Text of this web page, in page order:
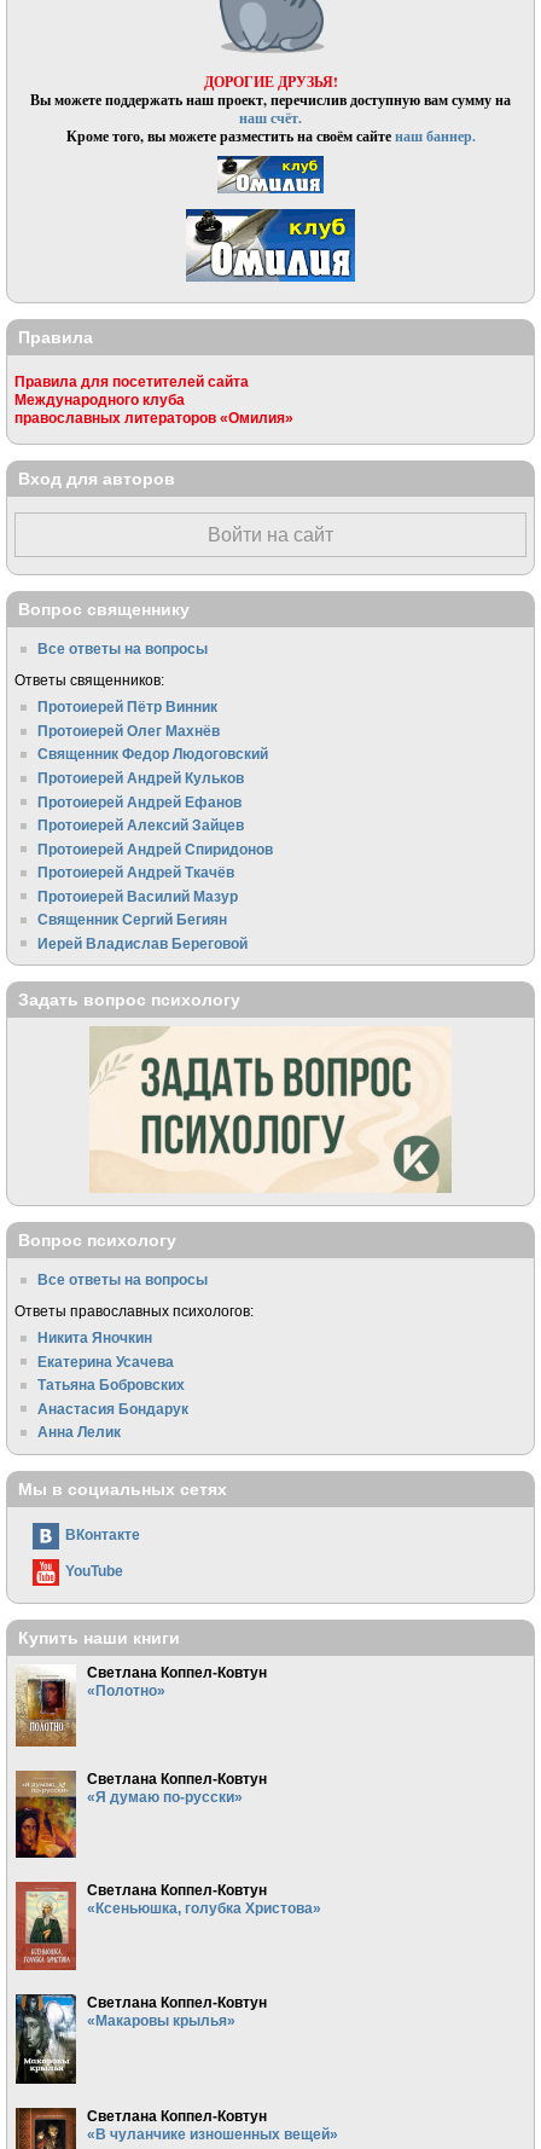
ДОРОГИЕ ДРУЗЬЯ!
Вы можете поддержать наш проект, перечислив доступную вам сумму на
наш счёт.
Кроме того, вы можете разместить на своём сайтенаш баннер.
Правила
Правила для посетителей сайта
Международного клуба
православных литераторов «Омилия»
Вход для авторов
Войти на сайт
Вопрос священнику
Все ответы на вопросы
Ответы священников:
Протоиерей Пётр Винник
Протоиерей Олег Махнёв
Священник Федор Людоговский
Протоиерей Андрей Кульков
Протоиерей Андрей Ефанов
Протоиерей Алексий Зайцев
Протоиерей Андрей Спиридонов
Протоиерей Андрей Ткачёв
Протоиерей Василий Мазур
Священник Сергий Бегиян
Иерей Владислав Береговой
Задать вопрос психологу
Вопрос психологу
Все ответы на вопросы
Ответы православных психологов:
Никита Яночкин
Екатерина Усачева
Татьяна Бобровских
Анастасия Бондарук
Анна Лелик
Мы в социальных сетях
ВКонтакте
YouTube
Купить наши книги
Светлана Коппел-Ковтун
«Полотно»
Светлана Коппел-Ковтун
«Я думаю по-русски»
Светлана Коппел-Ковтун
«Ксеньюшка, голубка Христова»
Светлана Коппел-Ковтун
«Макаровы крылья»
Светлана Коппел-Ковтун
«В чуланчике изношенных вещей»